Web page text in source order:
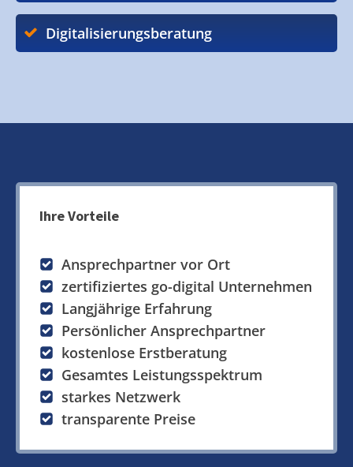
Digitalisierungsberatung
Ihre Vorteile
Ansprechpartner vor Ort
zertifiziertes go-digital Unternehmen
Langjährige Erfahrung
Persönlicher Ansprechpartner
kostenlose Erstberatung
Gesamtes Leistungsspektrum
starkes Netzwerk
transparente Preise